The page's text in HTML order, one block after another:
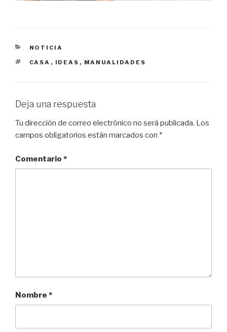
CATEGORÍAS
NOTICIA
ETIQUETAS
CASA , IDEAS , MANUALIDADES
Deja una respuesta
Tu dirección de correo electrónico no será publicada. Los
campos obligatorios están marcados con *
Comentario *
Nombre *